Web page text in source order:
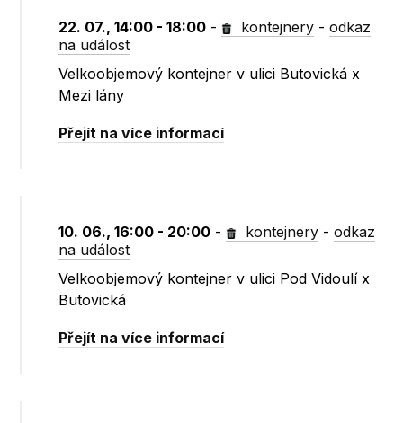
22. 07., 14:00 - 18:00 - kontejnery -odkaz
na událost
Velkoobjemový kontejner v ulici Butovická x
Mezi lány
Přejít na více informací
10. 06., 16:00 - 20:00 - kontejnery -odkaz
na událost
Velkoobjemový kontejner v ulici Pod Vidoulí x
Butovická
Přejít na více informací